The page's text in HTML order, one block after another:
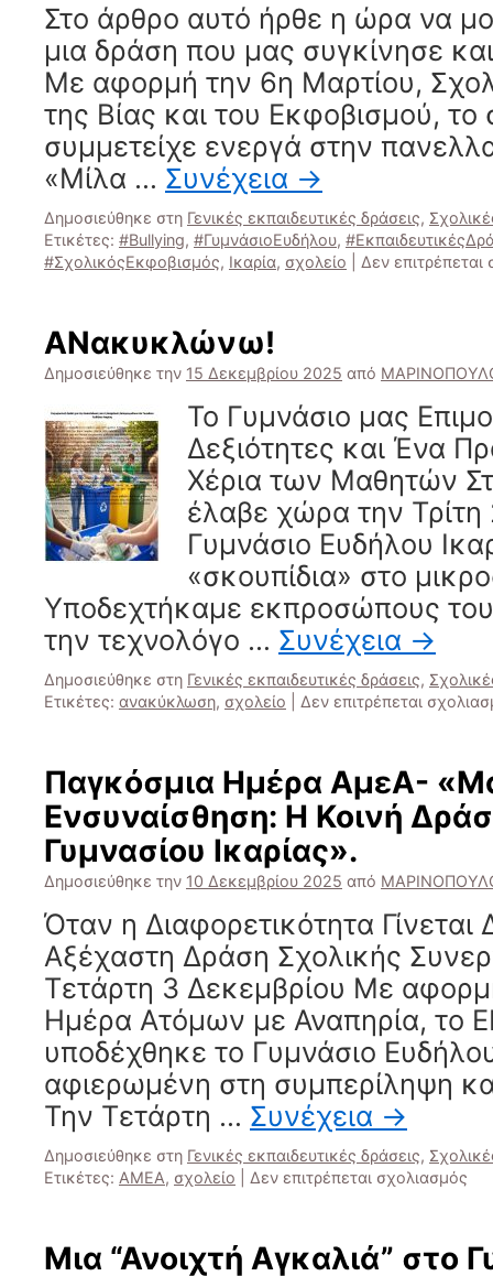
Ακούγοντας
φωνη
του
δάσους
“
Στο άρθρο αυτό ήρθε η ώρα να
μια δράση που μας συγκίνησε
Με αφορμή την 6η Μαρτίου,
της Βίας και του Εκφοβισμού, το
συμμετείχε ενεργά στην
«Μίλα … Συνέχεια →
Δημοσιεύθηκε στη Γενικές εκπαιδευτικές δράσεις,
Ετικέτες: #Bullying, #ΓυμνάσιοΕυδήλου,
#ΣχολικόςΕκφοβισμός, Ικαρία, σχολείο Δεν επιτρέπεται
ΑΝακυκλώνω!
Δημοσιεύθηκε την 15 Δεκεμβρίου 2025 από
Το Γυμνάσιο μας
Δεξιότητες και Ένα
Χέρια των Μαθητών
έλαβε χώρα την Τρίτη
Γυμνάσιο Ευδήλου
«σκουπίδια» στο
Υποδεχτήκαμε εκπροσώπους του
την τεχνολόγο … Συνέχεια →
Δημοσιεύθηκε στη Γενικές εκπαιδευτικές δράσεις,
Ετικέτες: ανακύκλωση, σχολείο Δεν επιτρέπεται
Παγκόσμια Ημέρα ΑμεΑ-
Ενσυναίσθηση: Η Κοινή
Γυμνασίου Ικαρίας».
Δημοσιεύθηκε την 10 Δεκεμβρίου 2025 από
Όταν η Διαφορετικότητα
Αξέχαστη Δράση Σχολικής
Τετάρτη 3 Δεκεμβρίου Με
Ημέρα Ατόμων με Αναπηρία, το
υποδέχθηκε το Γυμνάσιο
αφιερωμένη στη συμπερίληψη
Την Τετάρτη … Συνέχεια →
Δημοσιεύθηκε στη Γενικές εκπαιδευτικές δράσεις,
Ετικέτες: ΑΜΕΑ, σχολείο Δεν επιτρέπεται σχολιασμός
Μια “Ανοιχτή Αγκαλιά” στο